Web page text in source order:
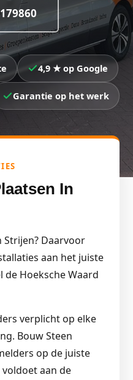
4,9 ★ op Google
Garantie op het werk
In
Strijen? Daarvoor
aan het juiste
de Hoeksche Waard
verplicht op elke
Bouw Steen
op de juiste
aan de